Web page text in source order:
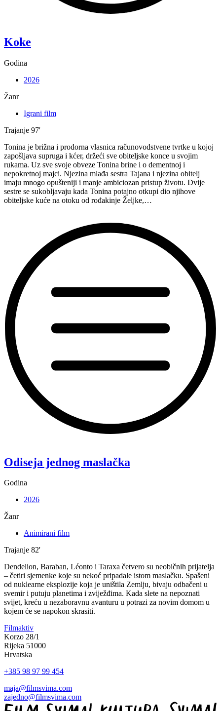
Koke
Godina
2026
Žanr
Igrani film
Trajanje 97'
Tonina je brižna i prodorna vlasnica računovodstvene tvrtke u kojoj
zapošljava supruga i kćer, držeći sve obiteljske konce u svojim
rukama. Uz sve svoje obveze Tonina brine i o dementnoj i
nepokretnoj majci. Njezina mlađa sestra Tajana i njezina obitelj
imaju mnogo opušteniji i manje ambiciozan pristup životu. Dvije
sestre se sukobljavaju kada Tonina potajno otkupi dio njihove
obiteljske kuće na otoku od rođakinje Željke,…
Odiseja jednog maslačka
Godina
2026
Žanr
Animirani film
Trajanje 82'
Dendelion, Baraban, Léonto i Taraxa četvero su neobičnih prijatelja
– četiri sjemenke koje su nekoć pripadale istom maslačku. Spašeni
od nuklearne eksplozije koja je uništila Zemlju, bivaju odbačeni u
svemir i putuju planetima i zviježđima. Kada slete na nepoznati
svijet, kreću u nezaboravnu avanturu u potrazi za novim domom u
kojem će se napokon skrasiti.
Filmaktiv
Korzo 28/1
Rijeka 51000
Hrvatska
+385 98 97 99 454
maja@filmsvima.com
zajedno@filmsvima.com